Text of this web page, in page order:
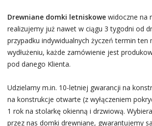
Drewniane domki letniskowe widoczne na
realizujemy już nawet w ciągu 3 tygodni od
przypadku indywidualnych życzeń termin ten
wydłużeniu, każde zamówienie jest
pod danego Klienta.
Udzielamy m.in. 10-letniej gwarancji na
na konstrukcje otwarte (z wyłączeniem
1 rok na stolarkę okienną i drzwiową.
przez nas domki drewniane, gwarantujemy